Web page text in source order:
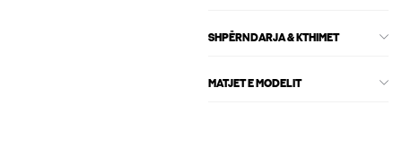
SHPËRNDARJA & KTHIMET
MATJET E MODELIT